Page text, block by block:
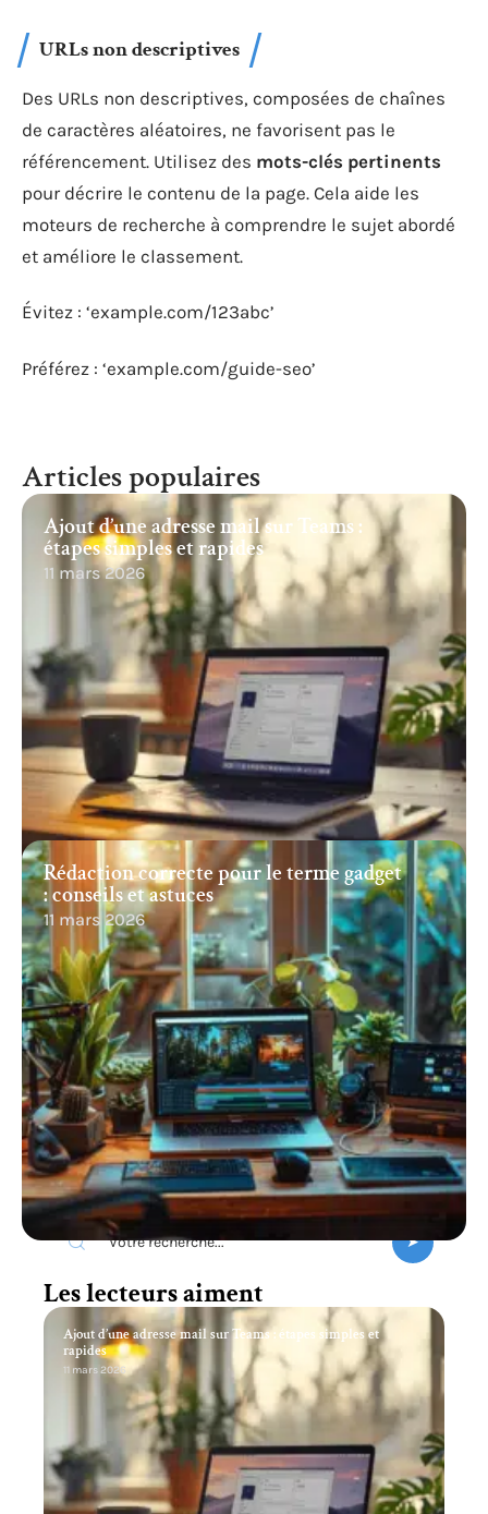
URLs non descriptives
Des URLs non descriptives, composées de chaînes
de caractères aléatoires, ne favorisent pas le
référencement. Utilisez des mots-clés pertinents
pour décrire le contenu de la page. Cela aide les
moteurs de recherche à comprendre le sujet abordé
et améliore le classement.
Évitez : ‘example.com/123abc’
Préférez : ‘example.com/guide-seo’
Articles populaires
Ajout d’une adresse mail sur Teams :
étapes simples et rapides
11 mars 2026
Rédaction correcte pour le terme gadget
: conseils et astuces
11 mars 2026
Recherche
Les lecteurs aiment
Ajout d’une adresse mail sur Teams : étapes simples et
rapides
11 mars 2026